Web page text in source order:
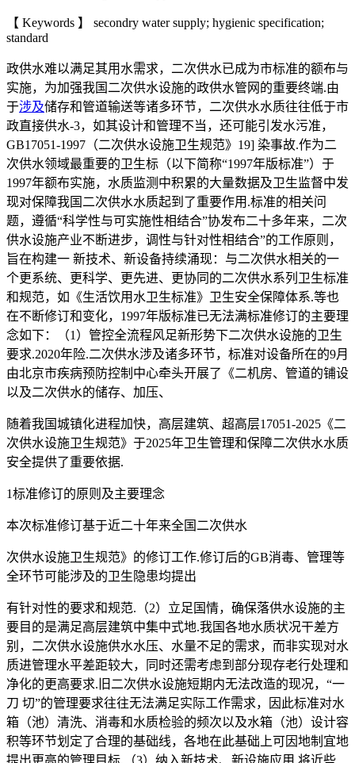
【 Keywords 】 secondry water supply; hygienic specification;
standard
政供水难以满足其用水需求，二次供水已成为市标准的额布与
实施，为加强我国二次供水设施的政供水管网的重要终端.由
于涉及储存和管道输送等诸多环节，二次供水水质往往低于市
政直接供水-3，如其设计和管理不当，还可能引发水污准，
GB17051-1997（二次供水设施卫生规范》19] 染事故.作为二
次供水领域最重要的卫生标（以下简称“1997年版标准”）于
1997年额布实施，水质监测中积累的大量数据及卫生监督中发
现对保障我国二次供水水质起到了重要作用.标准的相关问
题，遵循“科学性与可实施性相结合”协发布二十多年来，二次
供水设施产业不断进步，调性与针对性相结合”的工作原则，
旨在构建一 新技术、新设备持续涌现：与二次供水相关的一
个更系统、更科学、更先进、更协同的二次供水系列卫生标准
和规范，如《生活饮用水卫生标准》卫生安全保障体系.等也
在不断修订和变化，1997年版标准已无法满标准修订的主要理
念如下：（1）管控全流程风足新形势下二次供水设施的卫生
要求.2020年险.二次供水涉及诸多环节，标准对设备所在的9月
由北京市疾病预防控制中心牵头开展了《二机房、管道的铺设
以及二次供水的储存、加压、
随着我国城镇化进程加快，高层建筑、超高层17051-2025《二
次供水设施卫生规范》于2025年卫生管理和保障二次供水水质
安全提供了重要依据.
1标准修订的原则及主要理念
本次标准修订基于近二十年来全国二次供水
次供水设施卫生规范》的修订工作.修订后的GB消毒、管理等
全环节可能涉及的卫生隐患均提出
有针对性的要求和规范.（2）立足国情，确保落供水设施的主
要目的是满足高层建筑中集中式地.我国各地水质状况干差方
别，二次供水设施供水水压、水量不足的需求，而非实现对水
质进管理水平差距较大，同时还需考虑到部分现存老行处理和
净化的更高要求.旧二次供水设施短期内无法改造的现况，“一
刀 切”的管理要求往往无法满足实际工作需求，因此标准对水
箱（池）清洗、消毒和水质检验的频次以及水箱（池）设计容
积等环节划定了合理的基础线，各地在此基础上可因地制宜地